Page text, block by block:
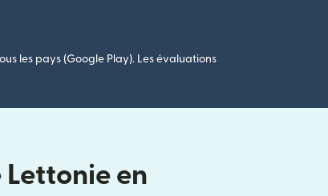
les pays (Google Play). Les évaluations
en